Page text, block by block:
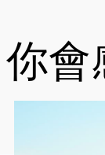
你會